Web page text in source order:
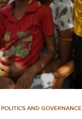
POLITICS AND GOVERNANCE